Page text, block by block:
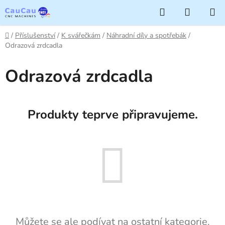
na
obsah
Hledat
KOŠÍK
Domů
/ Příslušenství / K svářečkám / Náhradní díly a spotřebák /
Odrazová zrdcadla
Odrazová zrdcadla
Produkty teprve připravujeme.
Můžete se ale podívat na ostatní kategorie.